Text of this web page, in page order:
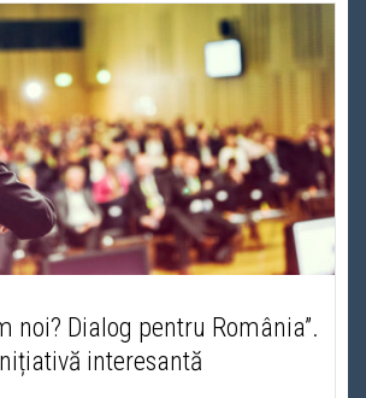
noi? Dialog pentru România”.
interesantă